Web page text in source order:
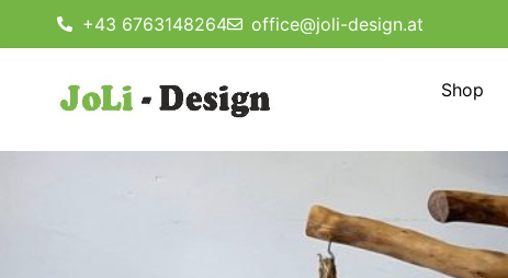
+43 6763148264 office@joli-design.at
Shop